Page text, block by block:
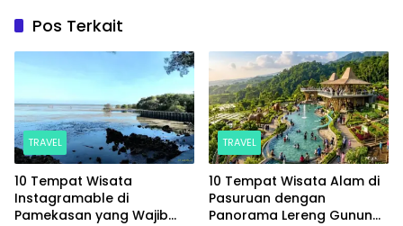
Pos Terkait
TRAVEL
10 Tempat Wisata
Instagramable di
Pamekasan yang Wajib
TRAVEL
10 Tempat Wisata Alam di
Pasuruan dengan
Panorama Lereng Gunung